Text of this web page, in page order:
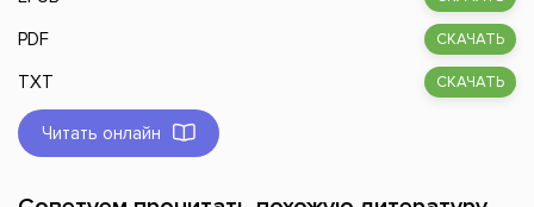
PDF СКАЧАТЬ
TXT СКАЧАТЬ
Читать онлайн